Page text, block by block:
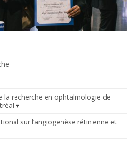
la recherche en ophtalmologie de
sur l’angiogenèse rétinienne et